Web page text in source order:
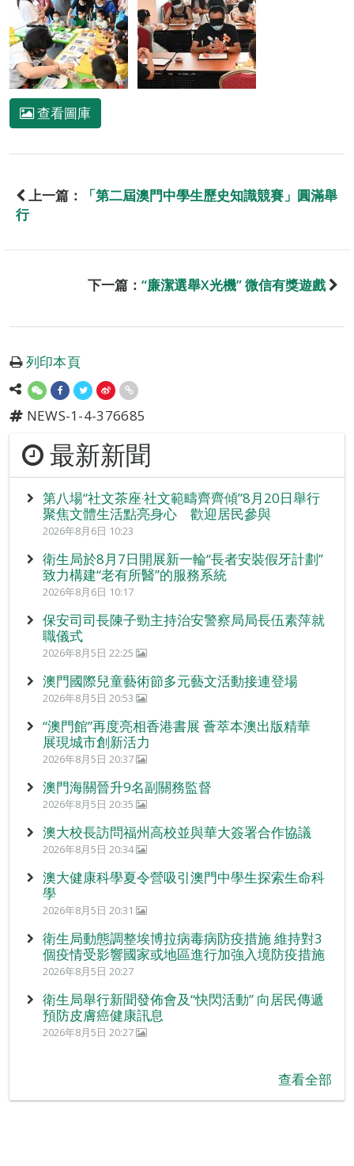
查看圖庫
上一篇：
「第二屆澳門中學生歷史知識競賽」圓滿舉
行
下一篇： “廉潔選舉X光機” 微信有獎遊戲
列印本頁
NEWS-1-4-376685
最新新聞
第八場“社文茶座‧社文範疇齊齊傾”8月20日舉行
聚焦文體生活點亮身心 歡迎居民參與
2026年8月6日 10:23
衛生局於8月7日開展新一輪“長者安裝假牙計劃”
致力構建“老有所醫”的服務系統
2026年8月6日 10:17
保安司司長陳子勁主持治安警察局局長伍素萍就
職儀式
2026年8月5日 22:25
澳門國際兒童藝術節多元藝文活動接連登場
2026年8月5日 20:53
“澳門館”再度亮相香港書展 薈萃本澳出版精華
展現城市創新活力
2026年8月5日 20:37
澳門海關晉升9名副關務監督
2026年8月5日 20:35
澳大校長訪問福州高校並與華大簽署合作協議
2026年8月5日 20:34
澳大健康科學夏令營吸引澳門中學生探索生命科
學
2026年8月5日 20:31
衛生局動態調整埃博拉病毒病防疫措施 維持對3
個疫情受影響國家或地區進行加強入境防疫措施
2026年8月5日 20:27
衛生局舉行新聞發佈會及“快閃活動” 向居民傳遞
預防皮膚癌健康訊息
2026年8月5日 20:27
查看全部